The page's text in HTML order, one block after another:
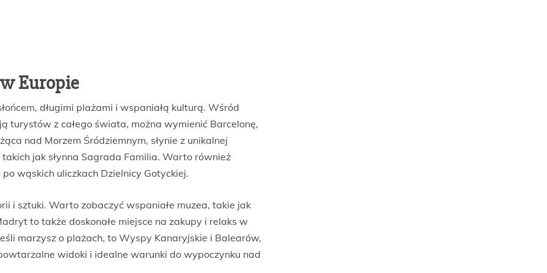
Europie
długimi plażami i wspaniałą kulturą. Wśród
turystów z całego świata, można wymienić Barcelonę,
nad Morzem Śródziemnym, słynie z unikalnej
jak słynna Sagrada Familia. Warto również
wąskich uliczkach Dzielnicy Gotyckiej.
i sztuki. Warto zobaczyć wspaniałe muzea, takie jak
to także doskonałe miejsce na zakupy i relaks w
marzysz o plażach, to Wyspy Kanaryjskie i Balearów,
widoki i idealne warunki do wypoczynku nad